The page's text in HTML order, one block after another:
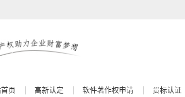
页 高新认定 软件著作权申请 贯标认证